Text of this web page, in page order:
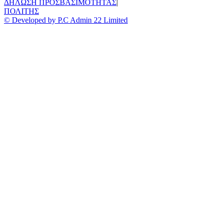
ΔΗΛΩΣΗ ΠΡΟΣΒΑΣΙΜΟΤΗΤΑΣ|
ΠΟΛΙΤΗΣ
© Developed by P.C Admin 22 Limited